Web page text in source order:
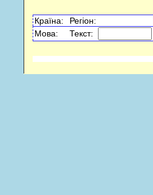
Країна: Регiон:
Мова:
Текст: